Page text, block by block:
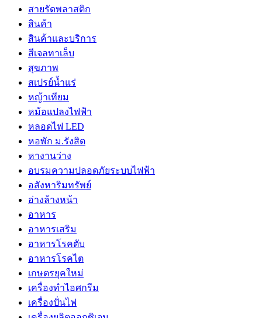
สายรัดพลาสติก
สินค้า
สินค้าและบริการ
สีเจลทาเล็บ
สุขภาพ
สเปรย์น้ำแร่
หญ้าเทียม
หม้อแปลงไฟฟ้า
หลอดไฟ LED
หอพัก ม.รังสิต
หางานว่าง
อบรมความปลอดภัยระบบไฟฟ้า
อสังหาริมทรัพย์
อ่างล้างหน้า
อาหาร
อาหารเสริม
อาหารโรคตับ
อาหารโรคไต
เกษตรยุคใหม่
เครื่องทำไอศกรีม
เครื่องปั่นไฟ